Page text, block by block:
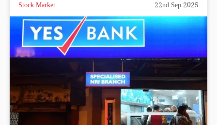
Stock Market 22nd Sep 2025